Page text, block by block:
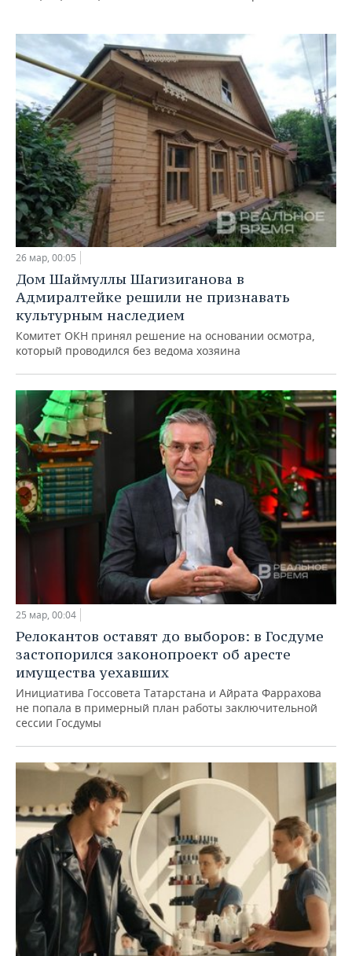
26 мар, 00:05
Дом Шаймуллы Шагизиганова в
Адмиралтейке решили не признавать
культурным наследием
Комитет ОКН принял решение на основании осмотра,
который проводился без ведома хозяина
25 мар, 00:04
Релокантов оставят до выборов: в Госдуме
застопорился законопроект об аресте
имущества уехавших
Инициатива Госсовета Татарстана и Айрата Фаррахова
не попала в примерный план работы заключительной
сессии Госдумы